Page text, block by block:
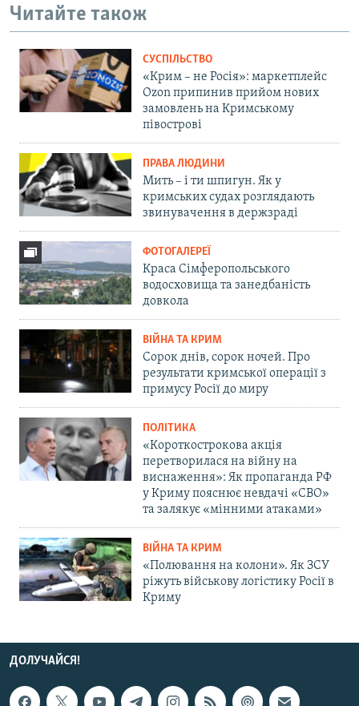
Читайте також
СУСПІЛЬСТВО
«Крим – не Росія»: маркетплейс
Ozon припинив прийом нових
замовлень на Кримському
півострові
ПРАВА ЛЮДИНИ
Мить – і ти шпигун. Як у
кримських судах розглядають
звинувачення в держзраді
ФОТОГАЛЕРЕЇ
Краса Сімферопольського
водосховища та занедбаність
довкола
ВІЙНА ТА КРИМ
Сорок днів, сорок ночей. Про
результати кримської операції з
примусу Росії до миру
ПОЛІТИКА
«Короткострокова акція
перетворилася на війну на
виснаження»: Як пропаганда РФ
у Криму пояснює невдачі «СВО»
та залякує «мінними атаками»
ВІЙНА ТА КРИМ
«Полювання на колони». Як ЗСУ
ріжуть військову логістику Росії в
Криму
ДОЛУЧАЙСЯ!